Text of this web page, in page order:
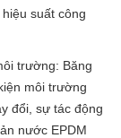
suất công
trường: Băng
môi trường
đổi, sự tác động
nước EPDM